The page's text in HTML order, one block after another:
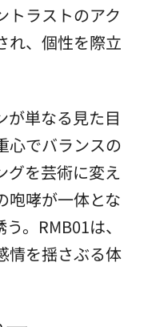
トラストのアク
れ、個性を際立
が単なる見た目
心でバランスの
グを芸術に変え
咆哮が一体とな
。RMB01は、
情を揺さぶる体